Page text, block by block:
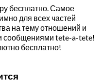
бесплатно. Самое
для всех частей
на тему отношений и
tete-a-tete!
бесплатно!